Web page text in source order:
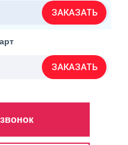
ЗАКАЗАТЬ
ЗАКАЗАТЬ